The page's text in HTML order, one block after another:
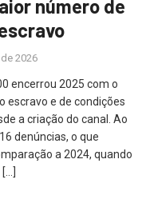
número de
2026
encerrou 2025 com o
escravo e de condições
a criação do canal. Ao
denúncias, o que
a 2024, quando